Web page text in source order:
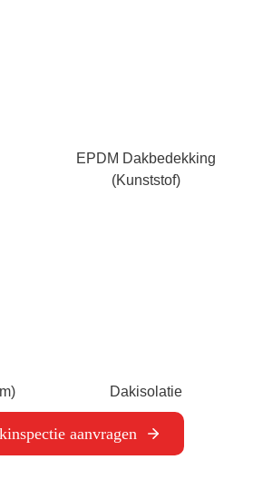
EPDM Dakbedekking
(kunststof)
Dakisolatie
aanvragen